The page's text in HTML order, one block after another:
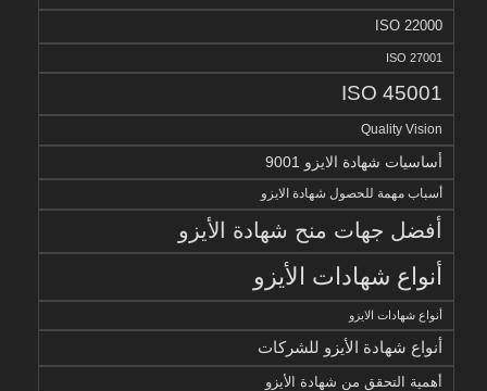
ISO 22000
ISO 27001
ISO 45001
Quality Vision
أساسيات شهادة الايزو 9001
أسباب مهمة للحصول شهادة الايزو
أفضل جهات منح شهادة الأيزو
أنواع شهادات الأيزو
أنواع شهادات الايزو
أنواع شهادة الأيزو للشركات
أهمية التحقق من شهادة الأيزو